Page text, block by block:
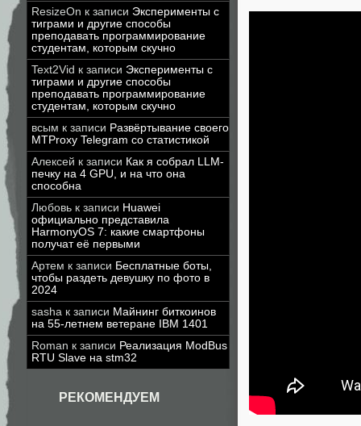
ResizeOn к записи Эксперименты с
тиграми и другие способы
преподавать программирование
студентам, которым скучно
Text2Vid к записи Эксперименты с
тиграми и другие способы
преподавать программирование
студентам, которым скучно
всым к записи Развёртывание своего
MTProxy Telegram со статистикой
Алексей к записи Как я собрал LLM-
печку на 4 GPU, и на что она
способна
Любовь к записи Huawei
официально представила
HarmonyOS 7: какие смартфоны
получат её первыми
Артем к записи Бесплатные боты,
чтобы раздеть девушку по фото в
2024
sasha к записи Майнинг биткоинов
на 55-летнем ветеране IBM 1401
Roman к записи Реализация ModBus
RTU Slave на stm32
РЕКОМЕНДУЕМ